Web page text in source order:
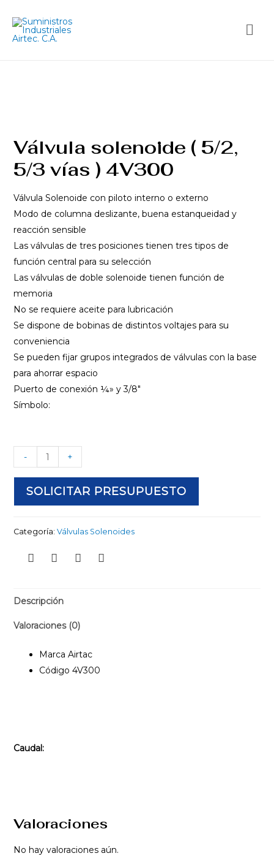
Válvula solenoide ( 5/2,
5/3 vías ) 4V300
Válvula Solenoide con piloto interno o externo
Modo de columna deslizante, buena estanqueidad y
reacción sensible
Las válvulas de tres posiciones tienen tres tipos de
función central para su selección
Las válvulas de doble solenoide tienen función de
memoria
No se requiere aceite para lubricación
Se dispone de bobinas de distintos voltajes para su
conveniencia
Se pueden fijar grupos integrados de válvulas con la base
para ahorrar espacio
Puerto de conexión ¼» y 3/8″
Símbolo:
- +
SOLICITAR PRESUPUESTO
Categoría: Válvulas Solenoides
Descripción
Valoraciones (0)
Marca Airtac
Código 4V300
Caudal:
Valoraciones
No hay valoraciones aún.